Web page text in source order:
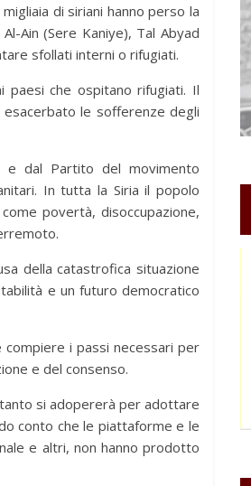
di siriani hanno perso la
Ain (Sere Kaniye), Tal Abyad
sfollati interni o rifugiati.
che ospitano rifugiati. Il
le sofferenze degli
e dal Partito del movimento
In tutta la Siria il popolo
povertà, disoccupazione,
della catastrofica situazione
e un futuro democratico
i passi necessari per
e del consenso.
si adopererà per adottare
conto che le piattaforme e le
e altri, non hanno prodotto